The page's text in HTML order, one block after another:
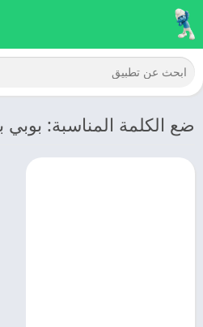
ضع الكلمة المناسبة: بوبي